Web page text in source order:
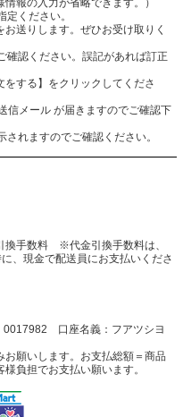
の入力が省略できます。）
ください。
します。ぜひお受け取りく
確認ください。誤記があれば訂正
る】をクリックしてくださ
ール が届きますのでご確認下
れますのでご確認ください。
換手数料 ※代金引換手数料は、
、現金で配送員にお支払いくださ
口座名義：フアツシヨ
願いします。お支払総額＝商品
負担でお支払い願います。